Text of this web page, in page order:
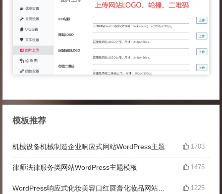
模板推荐
机械设备机械制造企业响应式网站WordPress主题 1703
律师法律服务类网站WordPress主题模板 1475
WordPress响应式化妆美容口红唇膏化妆品网站主题 1225